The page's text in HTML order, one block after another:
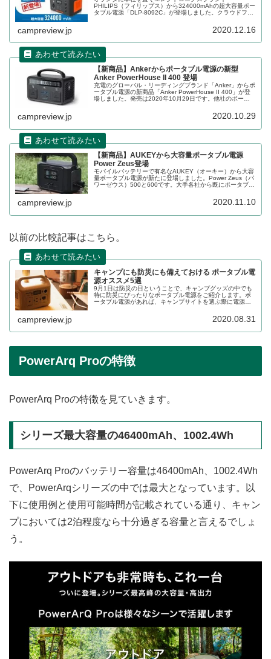
PHILIPS（フィリップス）から324000mAhの超大容量ポー
タブル電源「DLP-8092C」が登場しました。クラウドファ
campreview.jp 2020.12.16
【新商品】Ankerからポータブル電源の新型
Anker PowerHouse II 400 登場
充電のグローバル・リーディングブランド「Anker」からポ
ータブル電源の新商品「Anker PowerHouse II 400」が登
場しました。発売は2020年10月29日です。他社のポータ
campreview.jp 2020.10.29
【新商品】AUKEYから大容量ポータブル電源
Power Zeus登場
モバイルバッテリーで有名なAUKEY（オーキー）から大容
量ポータブル電源が新たに登場しました。Power Zeus（パ
ワーゼウス）500と600です。大手各社から既にポータブル
のような特徴があるのでしょうか。詳細をレビューしま
campreview.jp 2020.11.10
以前の比較記事はこちら。
キャンプにも防災にも備えておける ポータブル電
源オススメ5選
9月1日は防災の日ということで、キャンプグッズの中でも
特に防災にぴったりなポータブル電源をご紹介します。ポ
ータブル電源があれば、キャンプサイトを選ぶ際に電源な
使いやすくなります。各社のポータブル電源の特徴を整理
campreview.jp 2020.08.31
PowerArq Proの特徴
PowerArq Proの特徴を見ていきます。
シリーズ最大容量の46400mAh、1002.4Wh
PowerArq Proのバッテリー容量は46400mAh、1002.4Wh
で、PowerArqシリーズの中では最大となっています。以
下に使用例と使用可能時間が記載されている通り、キャン
プにおいては2泊程度なら十分過ぎる容量と言えるでしょ
う。